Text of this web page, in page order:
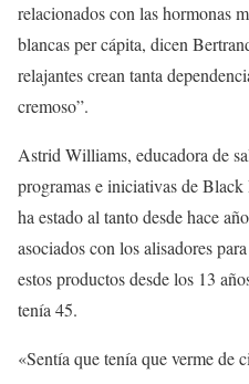
relacionados con las hormonas
blancas per cápita, dicen
relajantes crean tanta
cremoso”.
Astrid Williams, educadora de
programas e iniciativas de
ha estado al tanto desde hace
asociados con los alisadores
estos productos desde los 13
tenía 45.
«Sentía que tenía que verme de